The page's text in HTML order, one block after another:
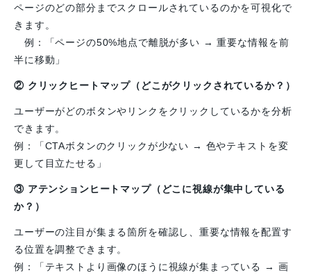
ページのどの部分までスクロールされているのかを可視化で
きます。
例：「ページの50%地点で離脱が多い → 重要な情報を前
半に移動」
② クリックヒートマップ （どこがクリックされているか？）
ユーザーがどのボタンやリンクをクリックしているかを分析
できます。
例：「CTAボタンのクリックが少ない → 色やテキストを変
更して目立たせる」
③ アテンションヒートマップ（どこに視線が集中している
か？）
ユーザーの注目が集まる箇所を確認し、重要な情報を配置す
る位置を調整できます。
例：「テキストより画像のほうに視線が集まっている → 画